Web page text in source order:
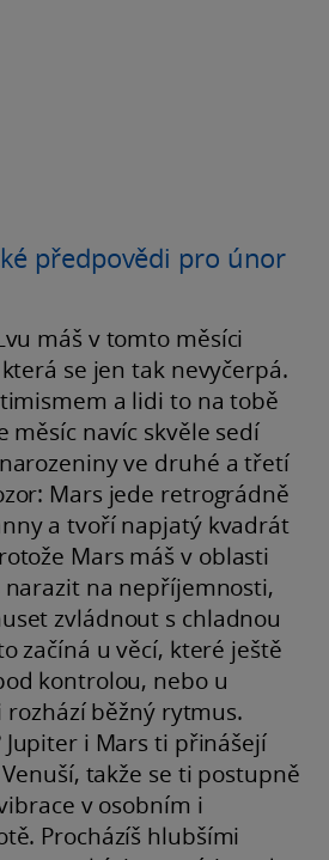
předpovědi pro únor
máš v tomto měsíci
se jen tak nevyčerpá.
a lidi to na tobě
měsíc navíc skvěle sedí
ve druhé a třetí
Mars jede retrográdně
a tvoří napjatý kvadrát
Mars máš v oblasti
na nepříjemnosti,
zvládnout s chladnou
začíná u věcí, které ještě
kontrolou, nebo u
běžný rytmus.
Jupiter i Mars ti přinášejí
takže se ti postupně
v osobním i
Procházíš hlubšími